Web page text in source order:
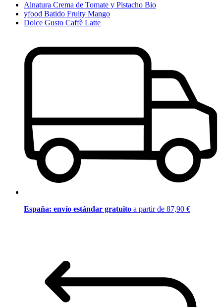
Alnatura Crema de Tomate y Pistacho Bio
yfood Batido Fruity Mango
Dolce Gusto Caffè Latte
España: envío estándar gratuito a partir de 87,90 €